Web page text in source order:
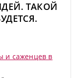
ТАКОЙ
и саженцев в